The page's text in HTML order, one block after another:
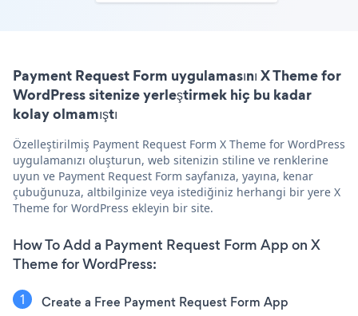
Payment Request Form uygulamasını X Theme for
WordPress sitenize yerleştirmek hiç bu kadar
kolay olmamıştı
Özelleştirilmiş Payment Request Form X Theme for WordPress
uygulamanızı oluşturun, web sitenizin stiline ve renklerine
uyun ve Payment Request Form sayfanıza, yayına, kenar
çubuğunuza, altbilginize veya istediğiniz herhangi bir yere X
Theme for WordPress ekleyin bir site.
How To Add a Payment Request Form App on X
Theme for WordPress:
Create a Free Payment Request Form App